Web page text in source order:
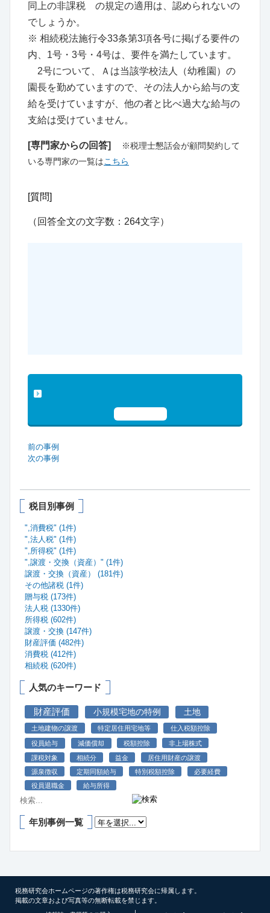
同上の非課税 の規定の適用は、認められないの
でしょうか。
※ 相続税法施行令33条第3項各号に掲げる要件の
内、1号・3号・4号は、要件を満たしています。
2号について、Ａは当該学校法人（幼稚園）の
園長を勤めていますので、その法人から給与の支
給を受けていますが、他の者と比べ過大な給与の
支給は受けていません。
[専門家からの回答]
※税理士懇話会が顧問契約して
いる専門家の一覧はこちら
[質問]
（回答全文の文字数：264文字）
前の事例
次の事例
税目別事例
",消費税" (1件)
",法人税" (1件)
",所得税" (1件)
",譲渡・交換（資産）" (1件)
譲渡・交換（資産） (181件)
その他諸税 (1件)
贈与税 (173件)
法人税 (1330件)
所得税 (602件)
譲渡・交換 (147件)
財産評価 (482件)
消費税 (412件)
相続税 (620件)
人気のキーワード
財産評価 小規模宅地の特例 土地
土地建物の譲渡 特定居住用宅地等 仕入税額控除
役員給与 減価償却 税額控除
非上場株式
課税対象
相続分 益金
居住用財産の譲渡
源泉徴収
定期同額給与 特別税額控除
必要経費
役員退職金
給与所得
年別事例一覧
税務研究会ホームページの著作権は税務研究会に帰属します。
掲載の文章および写真等の無断転載を禁じます。